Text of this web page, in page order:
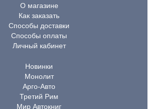
О магазине
Как заказать
Способы доставки
Способы оплаты
Личный кабинет
Новинки
Монолит
Арго-Авто
Третий Рим
Мир Автокниг